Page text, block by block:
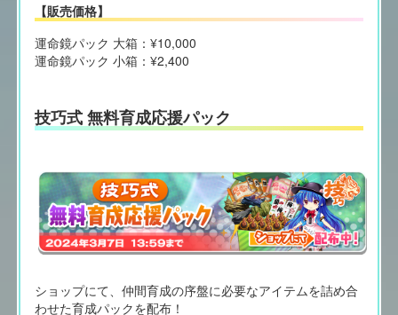
【販売価格】
運命鏡パック 大箱：¥10,000
運命鏡パック 小箱：¥2,400
技巧式 無料育成応援パック
ショップにて、仲間育成の序盤に必要なアイテムを詰め合
わせた育成パックを配布！